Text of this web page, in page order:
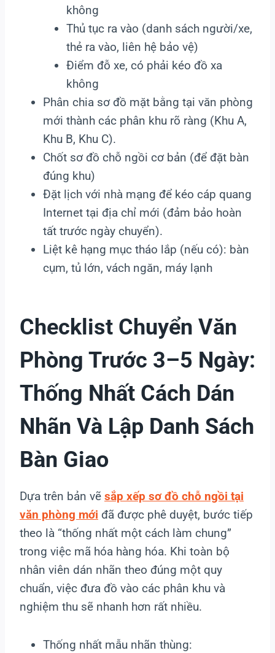
không
Thủ tục ra vào (danh sách người/xe,
thẻ ra vào, liên hệ bảo vệ)
Điểm đỗ xe, có phải kéo đồ xa
không
Phân chia sơ đồ mặt bằng tại văn phòng
mới thành các phân khu rõ ràng (Khu A,
Khu B, Khu C).
Chốt sơ đồ chỗ ngồi cơ bản (để đặt bàn
đúng khu)
Đặt lịch với nhà mạng để kéo cáp quang
Internet tại địa chỉ mới (đảm bảo hoàn
tất trước ngày chuyển).
Liệt kê hạng mục tháo lắp (nếu có): bàn
cụm, tủ lớn, vách ngăn, máy lạnh
Checklist Chuyển Văn
Phòng Trước 3–5 Ngày:
Thống Nhất Cách Dán
Nhãn Và Lập Danh Sách
Bàn Giao
Dựa trên bản vẽ sắp xếp sơ đồ chỗ ngồi tại
văn phòng mới đã được phê duyệt, bước tiếp
theo là “thống nhất một cách làm chung”
trong việc mã hóa hàng hóa. Khi toàn bộ
nhân viên dán nhãn theo đúng một quy
chuẩn, việc đưa đồ vào các phân khu và
nghiệm thu sẽ nhanh hơn rất nhiều.
Thống nhất mẫu nhãn thùng: